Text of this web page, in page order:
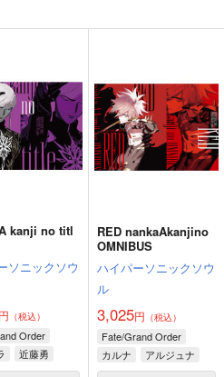
kanji no titl
ソニックソウ
円 （税込）
Order
近藤勇
RED nankaAkanjino
OMNIBUS
ハイパーソニックソウ
ル
3,025円 （税込）
Fate/Grand Order
カルナ
アルジュナ